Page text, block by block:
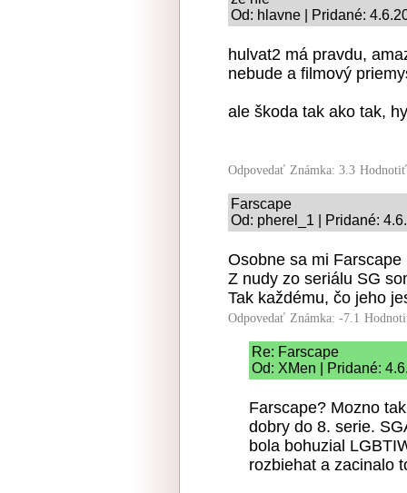
Od: hlavne | Pridané:
hulvat2 má pravdu,
nebude a filmový
ale škoda tak ako tak,
Odpovedať Známka: 3.3
Farscape
Od: pherel_1 | Pridané:
Osobne sa mi
Z nudy zo seriálu SG
Tak každému, čo jeho
Odpovedať Známka: -7.1
Re: Farscape
Od: XMen | Pridané:
Farscape? Mozno
dobry do 8. serie.
bola bohuzial
rozbiehat a zacinalo